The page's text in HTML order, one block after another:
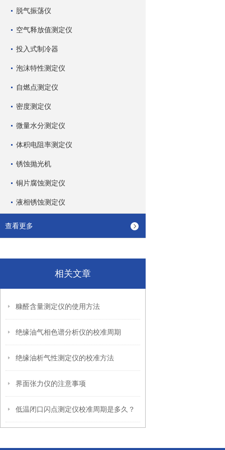
脱气振荡仪
空气释放值测定仪
投入式制冷器
泡沫特性测定仪
自燃点测定仪
密度测定仪
微量水分测定仪
体积电阻率测定仪
锈蚀抛光机
铜片腐蚀测定仪
液相锈蚀测定仪
查看更多
相关文章
糠醛含量测定仪的使用方法
绝缘油气相色谱分析仪的校准周期
绝缘油析气性测定仪的校准方法
界面张力仪的注意事项
低温闭口闪点测定仪校准周期是多久？